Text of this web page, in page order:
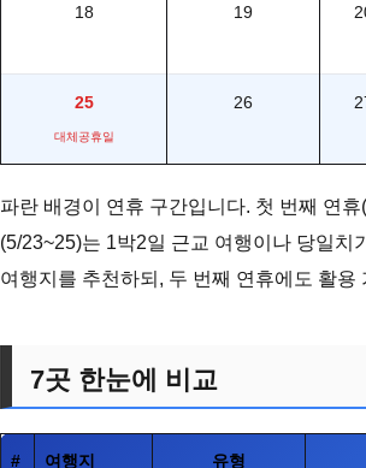
18 19
25
대체공휴일
26
파란 배경이 연휴 구간입니다. 첫 번째 연
(5/23~25)는 1박2일 근교 여행이나 당일치
여행지를 추천하되, 두 번째 연휴에도 활
7곳 한눈에 비교
# 여행지 유형